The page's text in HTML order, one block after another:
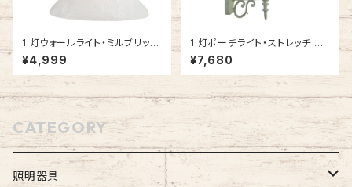
1 灯ウォールライト・ミルブリッジ
ORB (オイルブロンズ) #51449
7
¥4,999
1 灯ポーチライト・ストレッチ A
W (アンティークホワイト・上向
き) #IM-0032WU-AW
¥7,680
CATEGORY
照明器具